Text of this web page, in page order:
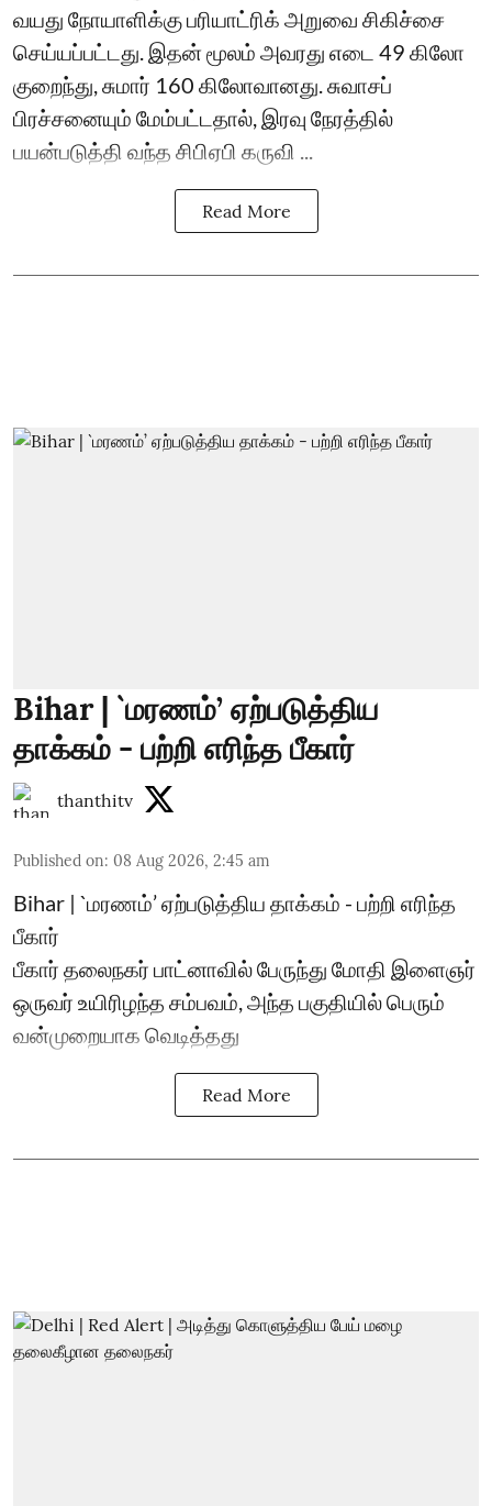
வயது நோயாளிக்கு பரியாட்ரிக் அறுவை சிகிச்சை
செய்யப்பட்டது. இதன் மூலம் அவரது எடை 49 கிலோ
குறைந்து, சுமார் 160 கிலோவானது. சுவாசப்
பிரச்சனையும் மேம்பட்டதால், இரவு நேரத்தில்
பயன்படுத்தி வந்த சிபிஏபி கருவி ...
Read More
Bihar | `மரணம்’ ஏற்படுத்திய
தாக்கம் - பற்றி எரிந்த பீகார்
thanthitv
Published on: 08 Aug 2026, 2:45 am
Bihar | `மரணம்’ ஏற்படுத்திய தாக்கம் - பற்றி எரிந்த
பீகார்
பீகார் தலைநகர் பாட்னாவில் பேருந்து மோதி இளைஞர்
ஒருவர் உயிரிழந்த சம்பவம், அந்த பகுதியில் பெரும்
வன்முறையாக வெடித்தது
Read More